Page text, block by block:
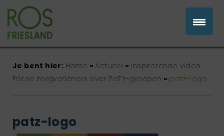
Je bent hier: Home » Actueel » Inspirerende video:
Friese zorgverleners over PaTz-groepen » patz-logo
patz-logo